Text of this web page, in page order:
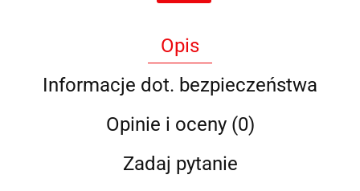
Opis
Informacje dot. bezpieczeństwa
Opinie i oceny (0)
Zadaj pytanie